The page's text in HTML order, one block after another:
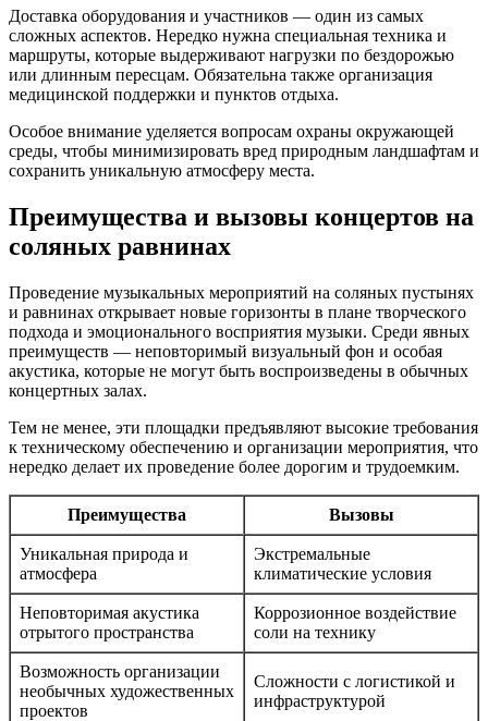
Доставка оборудования и участников — один из самых
сложных аспектов. Нередко нужна специальная техника и
маршруты, которые выдерживают нагрузки по бездорожью
или длинным пересцам. Обязательна также организация
медицинской поддержки и пунктов отдыха.
Особое внимание уделяется вопросам охраны окружающей
среды, чтобы минимизировать вред природным ландшафтам и
сохранить уникальную атмосферу места.
Преимущества и вызовы концертов на
соляных равнинах
Проведение музыкальных мероприятий на соляных пустынях
и равнинах открывает новые горизонты в плане творческого
подхода и эмоционального восприятия музыки. Среди явных
преимуществ — неповторимый визуальный фон и особая
акустика, которые не могут быть воспроизведены в обычных
концертных залах.
Тем не менее, эти площадки предъявляют высокие требования
к техническому обеспечению и организации мероприятия, что
нередко делает их проведение более дорогим и трудоемким.
Преимущества Вызовы
Уникальная природа и
атмосфера
Экстремальные
климатические условия
Неповторимая акустика
отрытого пространства
Коррозионное воздействие
соли на технику
Возможность организации
необычных художественных
проектов
Сложности с логистикой и
инфраструктурой